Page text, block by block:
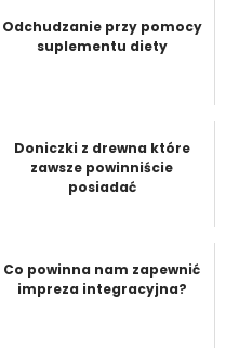
Odchudzanie przy pomocy
suplementu diety
Doniczki z drewna które
zawsze powinniście
posiadać
Co powinna nam zapewnić
impreza integracyjna?